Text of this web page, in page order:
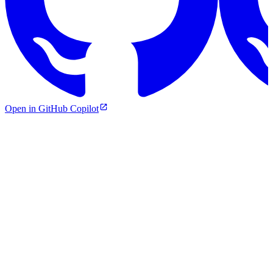
Open in GitHub Copilot